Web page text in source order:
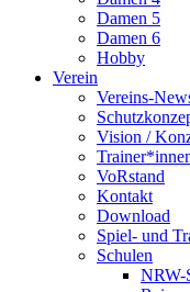
Damen 5
Damen 6
Hobby
Verein
Vereins-
Vision /
VoRstand
Kontakt
Download
Spiel- und
Schulen
NRW-